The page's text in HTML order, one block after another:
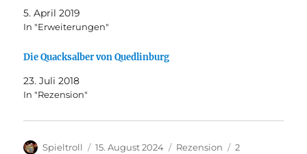
5. April 2019
In "Erweiterungen"
Die Quacksalber von Quedlinburg
23. Juli 2018
In "Rezension"
Autor
Spieltroll
Veröffentlicht
15. August 2024 Kategorien
Rezension Schlagwörter
2